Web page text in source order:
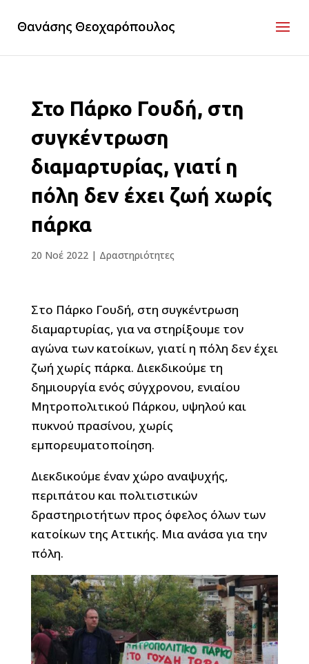
Στο Πάρκο Γουδή, στη
συγκέντρωση
διαμαρτυρίας, γιατί η
πόλη δεν έχει ζωή χωρίς
πάρκα
20 Νοέ 2022| Δραστηριότητες
Στο Πάρκο Γουδή, στη συγκέντρωση
διαμαρτυρίας, για να στηρίξουμε τον
αγώνα των κατοίκων, γιατί η πόλη δεν έχει
ζωή χωρίς πάρκα. Διεκδικούμε τη
δημιουργία ενός σύγχρονου, ενιαίου
Μητροπολιτικού Πάρκου, υψηλού και
πυκνού πρασίνου, χωρίς
εμπορευματοποίηση.
Διεκδικούμε έναν χώρο αναψυχής,
περιπάτου και πολιτιστικών
δραστηριοτήτων προς όφελος όλων των
κατοίκων της Αττικής. Μια ανάσα για την
πόλη.